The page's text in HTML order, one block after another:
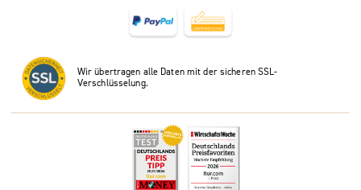
Wir übertragen alle Daten mit der sicheren SSL-
Verschlüsselung.